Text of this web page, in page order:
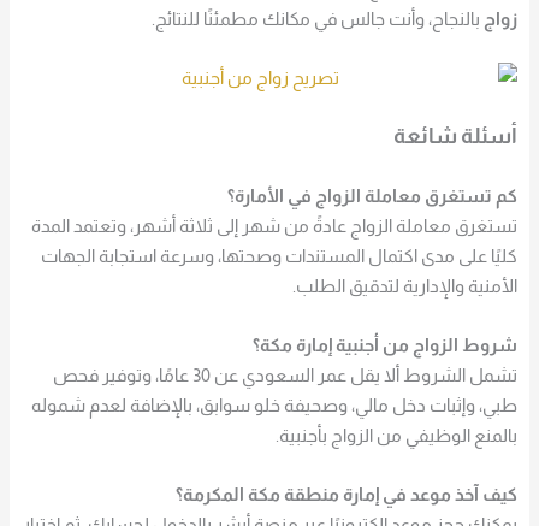
زواج بالنجاح، وأنت جالس في مكانك مطمئنًا للنتائج.
أسئلة شائعة
كم تستغرق معاملة الزواج في الأمارة؟
تستغرق معاملة الزواج عادةً من شهر إلى ثلاثة أشهر، وتعتمد المدة
كليًا على مدى اكتمال المستندات وصحتها، وسرعة استجابة الجهات
الأمنية والإدارية لتدقيق الطلب.
شروط الزواج من أجنبية إمارة مكة؟
تشمل الشروط ألا يقل عمر السعودي عن 30 عامًا، وتوفير فحص
طبي، وإثبات دخل مالي، وصحيفة خلو سوابق، بالإضافة لعدم شموله
بالمنع الوظيفي من الزواج بأجنبية.
كيف آخذ موعد في إمارة منطقة مكة المكرمة؟